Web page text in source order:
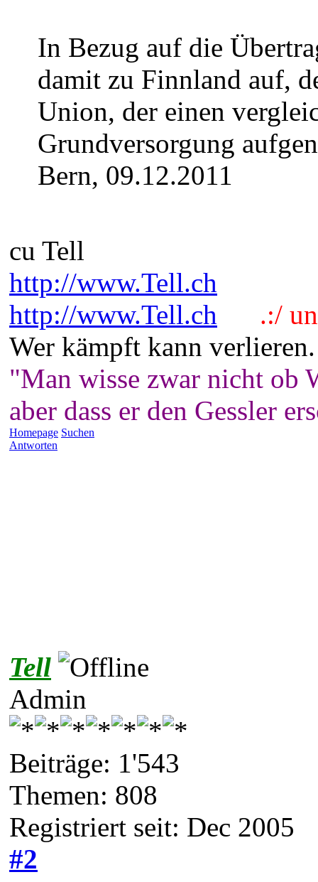
In Bezug auf die
damit zu Finnland auf,
Union, der einen
Grundversorgung
Bern, 09.12.2011
cu Tell
http://www.Tell.ch
http://www.Tell.ch
.:/
Wer kämpft kann
"Man wisse zwar nicht ob
aber dass er den Gessler
Homepage Suchen
Antworten
Tell
Admin
Beiträge: 1'543
Themen: 808
Registriert seit: Dec 2005
#2